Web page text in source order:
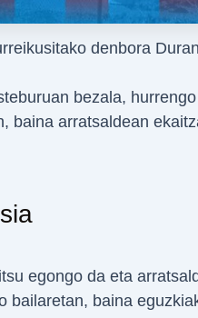
denbora
bezala,
baina arratsaldean
egongo da eta
bailaretan, baina